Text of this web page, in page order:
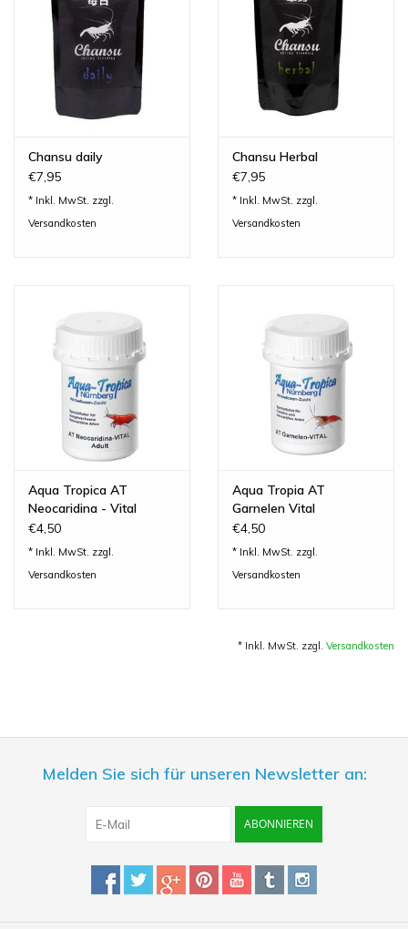
Chansu daily
€7,95
* Inkl. MwSt. zzgl.
Versandkosten
Chansu Herbal
€7,95
* Inkl. MwSt. zzgl.
Versandkosten
Aqua Tropica AT
Neocaridina - Vital
€4,50
* Inkl. MwSt. zzgl.
Versandkosten
Aqua Tropia AT
Garnelen Vital
€4,50
* Inkl. MwSt. zzgl.
Versandkosten
* Inkl. MwSt. zzgl. Versandkosten
Melden Sie sich für unseren Newsletter an:
ABONNIEREN